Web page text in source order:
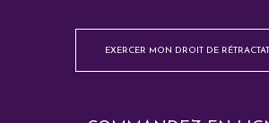
EXERCER MON DROIT DE